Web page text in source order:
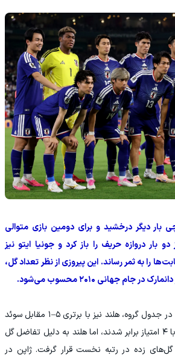
بار دیگر درخشید و برای دومین بازی متوالی
دو بار دروازه حریف را باز کرد و جونیا ایتو نیز
را به ثمر رساند. این پیروزی از نظر تعداد گل،
با وجود پیروزی پرگل ژاپن، در جدول گروه، هلند نیز با برتری ۵–۱ مقابل سوئد
به صدر رسید و هر دو تیم با ۴ امتیاز برابر شدند، اما هلند به دلیل تفاضل گل
زده در رتبه نخست قرار گرفت. ژاپن در